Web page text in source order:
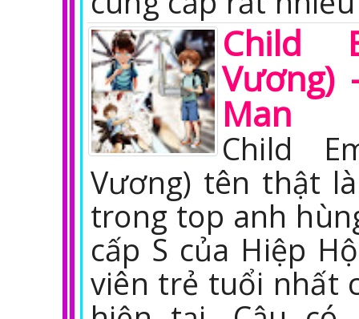
Child
Vương)
Man
Child
Vương) tên thật
trong top anh
cấp S của Hiệp
viên trẻ tuổi nhất